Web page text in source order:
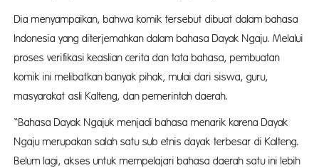
Dia menyampaikan, bahwa komik tersebut dibuat dalam bahasa
Indonesia yang diterjemahkan dalam bahasa Dayak Ngaju. Melalui
proses verifikasi keaslian cerita dan tata bahasa, pembuatan
komik ini melibatkan banyak pihak, mulai dari siswa, guru,
masyarakat asli Kalteng, dan pemerintah daerah.
“Bahasa Dayak Ngajuk menjadi bahasa menarik karena Dayak
Ngaju merupakan salah satu sub etnis dayak terbesar di Kalteng.
Belum lagi, akses untuk mempelajari bahasa daerah satu ini lebih